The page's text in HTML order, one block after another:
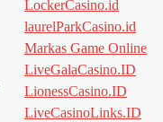
LockerCasino.id
laurelParkCasino.id
Markas Game Online
LiveGalaCasino.ID
LionessCasino.ID
LiveCasinoLinks.ID